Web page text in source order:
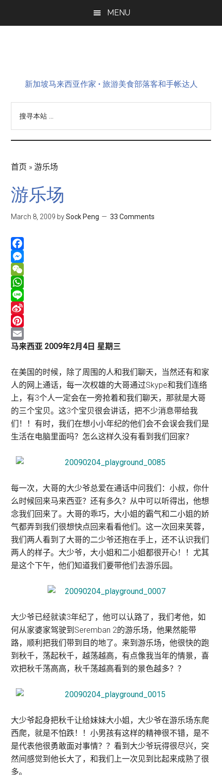
MENU
新加坡马来西亚作家 • 旅游美食部落客和手帐达人
首页 »游乐场
游乐场
March 8, 2009 bySock Peng 33 Comments
Facebook
Messenger
WeChat
WhatsApp
Line
Sina
Weibo
Pinterest
Email
马来西亚 2009年2月4日 星期三
在美国的时候，除了周围的人和我们聊天，当然还有和家
人的网上通话，每一次权雄的大哥通过Skype和我们连络
上，有3个人一定会在一旁抢着和我们聊天，那就是大哥
的三个宝贝。这3个宝贝很会讲话，把不少消息带给我
们！！有时，我们在想小小年纪的他们会不会误会我们是
生活在电脑里面吗？怎么这样久没有看到我们回家？
每一次，大哥的大少爷总爱在通话中问我们：小叔，你什
么时候回来马来西亚？还有多久？从中可以听得出，他想
念我们回来了。大哥的乖巧，大小姐的霸气和二小姐的娇
气都弄到我们很想快点回来看看他们。这一次回来芙蓉，
我们两人看到了大哥的二少爷还抱在手上，还不认识我们
两人的样子。大少爷，大小姐和二小姐都很开心！！尤其
是这个下午，他们知道我们要带他们去游乐园。
大少爷已经就读3年纪了，他可以认路了，我们考他，如
何从家婆家驾驶到Seremban 2的游乐场，他果然能带
路，顺利把我们带到目的地了。来到游乐场，他很快的跑
到秋千，荡起秋千，越荡越高，有点像我当年的情景，喜
欢把秋千荡高高，秋千荡越高看到的景色越多？？
大少爷起身把秋千让给妹妹大小姐，大少爷在游乐场东爬
西爬，就是不怕跌！！小男孩有这样的精神很不错，是不
是代表他很勇敢面对事情？？看到大少爷玩得很尽兴，突
然间感觉到他长大了，和我们上一次见到比起来成熟了很
多。